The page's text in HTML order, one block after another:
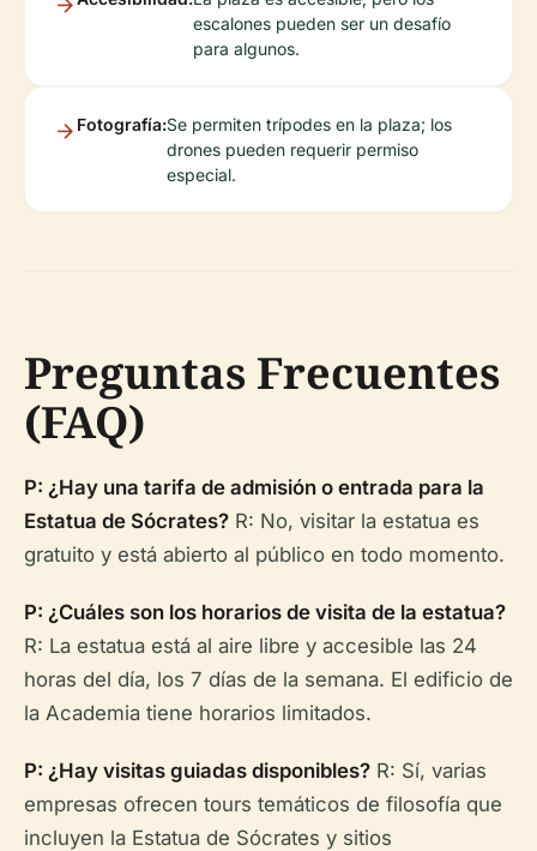
escalones pueden ser un desafío
para algunos.
Fotografía:Se permiten trípodes en la plaza; los
drones pueden requerir permiso
especial.
Preguntas Frecuentes
(FAQ)
P: ¿Hay una tarifa de admisión o entrada para la
Estatua de Sócrates? R: No, visitar la estatua es
gratuito y está abierto al público en todo momento.
P: ¿Cuáles son los horarios de visita de la estatua?
R: La estatua está al aire libre y accesible las 24
horas del día, los 7 días de la semana. El edificio de
la Academia tiene horarios limitados.
P: ¿Hay visitas guiadas disponibles? R: Sí, varias
empresas ofrecen tours temáticos de filosofía que
incluyen la Estatua de Sócrates y sitios